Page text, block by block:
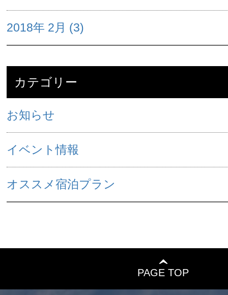
2018年 2月 (3)
カテゴリー
お知らせ
イベント情報
オススメ宿泊プラン
PAGE TOP